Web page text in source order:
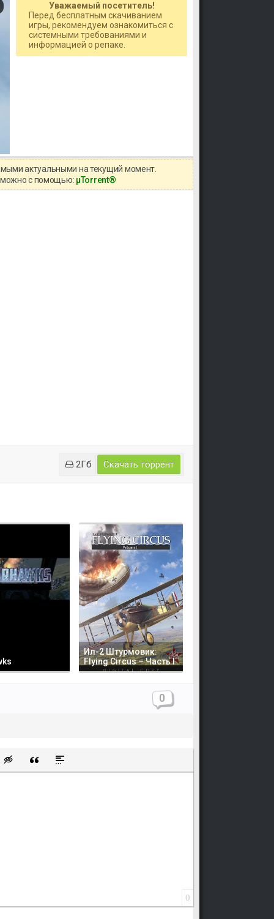
Уважаемый посетитель!
Перед бесплатным скачиванием
игры, рекомендуем ознакомиться с
системными требованиями и
информацией о репаке.
актуальными на текущий момент.
можно с помощью: μTorrent®
2Гб Скачать торрент
Ил-2 Штурмовик:
Flying Circus – Часть I
0
ссылку
смайликскрытого текста
Вставка цитаты
Вставка спойлера
0